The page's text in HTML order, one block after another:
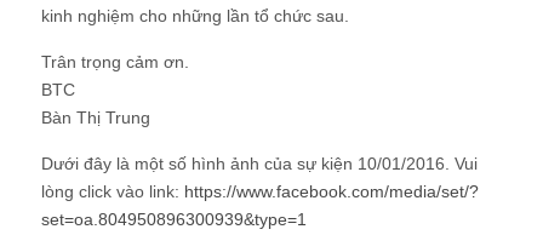
kinh nghiệm cho những lần tổ chức sau.
Trân trọng cảm ơn.
BTC
Bàn Thị Trung
Dưới đây là một số hình ảnh của sự kiện 10/01/2016. Vui
lòng click vào link: https://www.facebook.com/media/set/?
set=oa.804950896300939&type=1